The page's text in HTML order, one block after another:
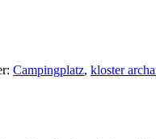
Campingplatz, kloster